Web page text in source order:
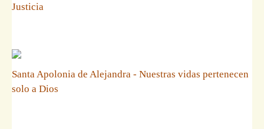
Justicia
Santa Apolonia de Alejandra - Nuestras vidas pertenecen
solo a Dios